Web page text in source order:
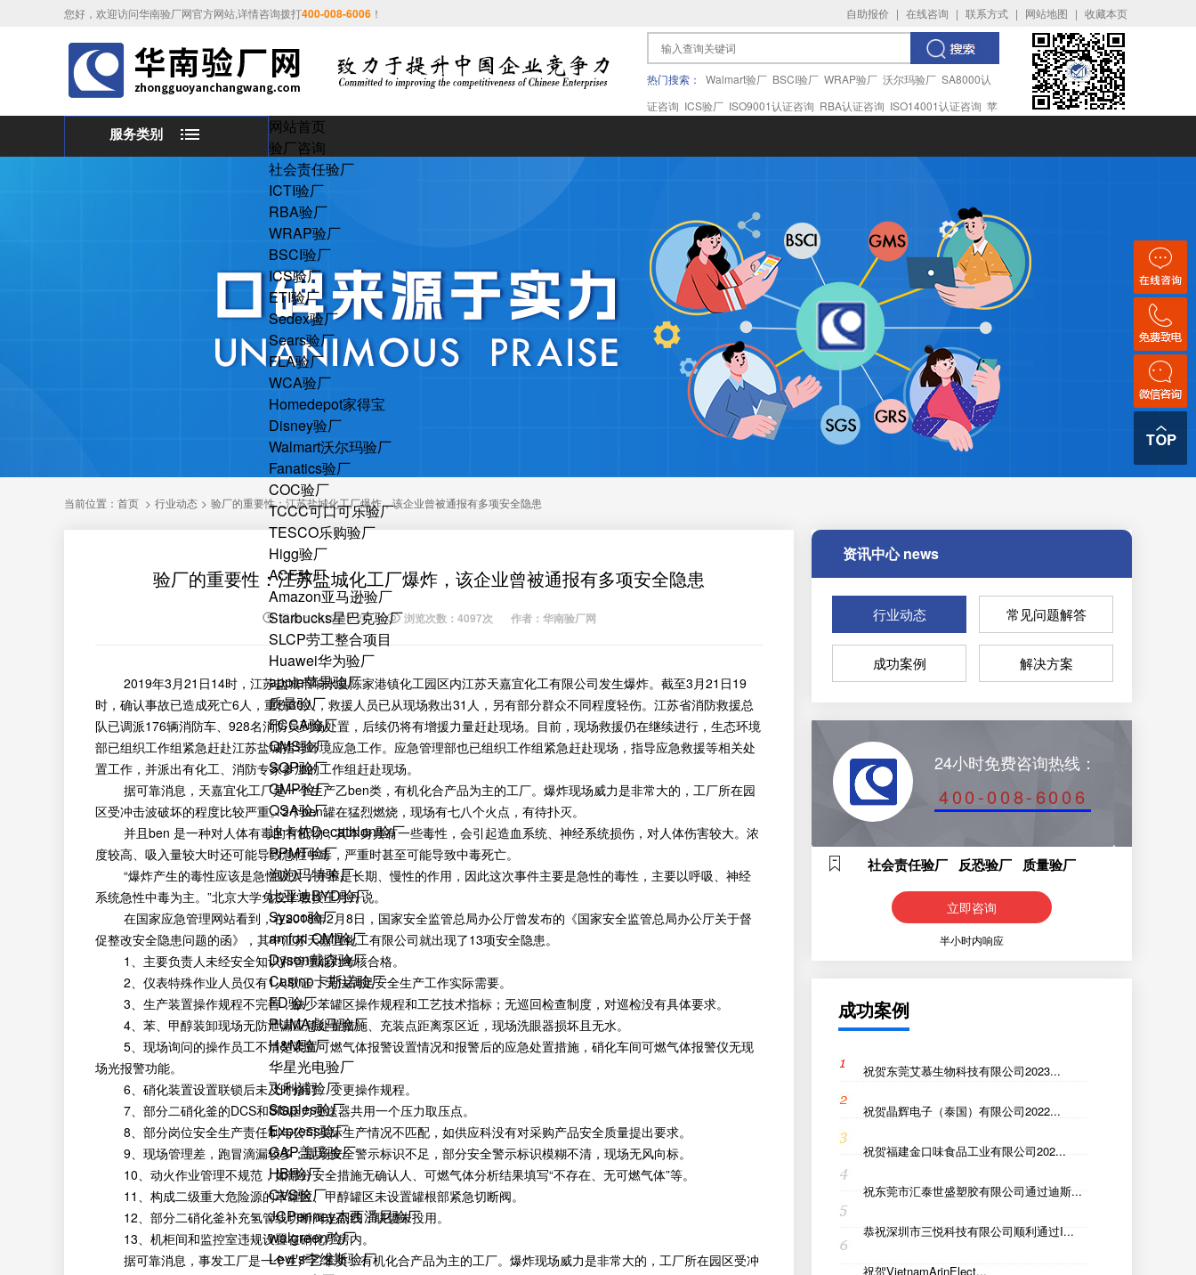
自助报价 | 在线咨询 | 联系方式 | 网站地图 | 收藏本页
您好，欢迎访问华南验厂网官方网站,详情咨询拨打400-008-6006 ！
热门搜索： Walmart验厂 BSCI验厂 WRAP验厂 沃尔玛验厂 SA8000认
证咨询 ICS验厂 ISO9001认证咨询 RBA认证咨询 ISO14001认证咨询 苹
服务类别
网站首页
验厂咨询
社会责任验厂
ICTI验厂
RBA验厂
WRAP验厂
BSCI验厂
ICS验厂
ETI验厂
Sedex验厂
Sears验厂
FLA验厂
WCA验厂
Homedepot家得宝
Disney验厂
Walmart沃尔玛验厂
Fanatics验厂
COC验厂
TCCC可口可乐验厂
TESCO乐购验厂
Higg验厂
ACE验厂
Amazon亚马逊验厂
Starbucks星巴克验厂
SLCP劳工整合项目
Huawei华为验厂
apple苹果验厂
质量验厂
FCCA验厂
QMS验厂
SQP验厂
GMP验厂
QSA验厂
迪卡侬Decathlon验厂
PPMT验厂
泡泡玛特验厂
比亚迪BYD验厂
Sysco验厂
amfori QMI验厂
Dyson戴森验厂
Casino卡斯诺验厂
FD验厂
PUMA彪马验厂
H&M验厂
华星光电验厂
飞利浦验厂
Staples验厂
Express验厂
GAP盖璞验厂
HBI验厂
CVS验厂
JCPenney杰西潘尼验厂
walgreen验厂
Levi's李维斯验厂
当前位置： 首页 > 行业动态 > 验厂的重要性：江苏盐城化工厂爆炸，该企业曾被通报有多项安全隐患
验厂的重要性：江苏盐城化工厂爆炸，该企业曾被通报有多项安全隐患
日期：2019-03-26 浏览次数：4097次 作者：华南验厂网
2019年3月21日14时，江苏盐城市响水县陈家港镇化工园区内江苏天嘉宜化工有限公司发生爆炸。截至3月21日19
时，确认事故已造成死亡6人，重伤30人，救援人员已从现场救出31人，另有部分群众不同程度轻伤。江苏省消防救援总
队已调派176辆消防车、928名消防员到场处置，后续仍将有增援力量赶赴现场。目前，现场救援仍在继续进行，生态环境
部已组织工作组紧急赶赴江苏盐城指导环境应急工作。应急管理部也已组织工作组紧急赶赴现场，指导应急救援等相关处
置工作，并派出有化工、消防专家参加的工作组赶赴现场。
据可靠消息，天嘉宜化工厂是一个生产乙ben类，有机化合产品为主的工厂。爆炸现场威力是非常大的，工厂所在园
区受冲击波破坏的程度比较严重。2个ben罐在猛烈燃烧，现场有七八个火点，有待扑灭。
并且ben 是一种对人体有毒的有机物，其本身具有一些毒性，会引起造血系统、神经系统损伤，对人体伤害较大。浓
度较高、吸入量较大时还可能导致急性中毒，严重时甚至可能导致中毒死亡。
“爆炸产生的毒性应该是急性吸入，并不是长期、慢性的作用，因此这次事件主要是急性的毒性，主要以呼吸、神经
系统急性中毒为主。”北京大学免疫学教授王月丹说。
在国家应急管理网站看到，在2018年2月8日，国家安全监管总局办公厅曾发布的《国家安全监管总局办公厅关于督
促整改安全隐患问题的函》，其中江苏天嘉宜化工有限公司就出现了13项安全隐患。
1、主要负责人未经安全知识和管理能力考核合格。
2、仪表特殊作业人员仅有1人取证，无法满足安全生产工作实际需要。
3、生产装置操作规程不完善，缺少苯罐区操作规程和工艺技术指标；无巡回检查制度，对巡检没有具体要求。
4、苯、甲醇装卸现场无防泄漏应急处置措施、充装点距离泵区近，现场洗眼器损坏且无水。
5、现场询问的操作员工不清楚装置可燃气体报警设置情况和报警后的应急处置措施，硝化车间可燃气体报警仪无现
场光报警功能。
6、硝化装置设置联锁后未及时修订、变更操作规程。
7、部分二硝化釜的DCS和SIS压力变送器共用一个压力取压点。
8、部分岗位安全生产责任制与公司实际生产情况不匹配，如供应科没有对采购产品安全质量提出要求。
9、现场管理差，跑冒滴漏较多；现场安全警示标识不足，部分安全警示标识模糊不清，现场无风向标。
10、动火作业管理不规范，如部分安全措施无确认人、可燃气体分析结果填写“不存在、无可燃气体”等。
11、构成二级重大危险源的苯罐区、甲醇罐区未设置罐根部紧急切断阀。
12、部分二硝化釜补充氢管线切断阀走副线，联锁未投用。
13、机柜间和监控室违规设置在硝化厂房内。
据可靠消息，事发工厂是一个生产乙苯类，有机化合产品为主的工厂。爆炸现场威力是非常大的，工厂所在园区受冲
资讯中心news
行业动态 常见问题解答
成功案例 解决方案
24小时免费咨询热线：
400-008-6006
社会责任验厂 反恐验厂 质量验厂
立即咨询
半小时内响应
成功案例
祝贺东莞艾慕生物科技有限公司2023...
祝贺晶辉电子（泰国）有限公司2022...
祝贺福建金口味食品工业有限公司202...
祝东莞市汇泰世盛塑胶有限公司通过迪斯...
恭祝深圳市三悦科技有限公司顺利通过I...
祝贺VietnamArinElect...